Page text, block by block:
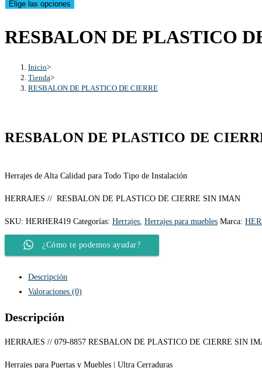
Elige las opciones
RESBALON DE PLASTICO
Inicio>
Tienda>
RESBALON DE PLASTICO DE CIERRE
RESBALON DE PLASTICO DE
Herrajes de Alta Calidad para Todo Tipo de Instalación
HERRAJES // RESBALON DE PLASTICO DE CIERRE SIN IMAN
SKU: HERHER419 Categorías: Herrajes Herrajes para muebles Marca:
¿Cómo te podemos ayudar?
Descripción
Valoraciones (0)
Descripción
HERRAJES // 079-8857 RESBALON DE PLASTICO DE CIERRE SIN
Herrajes para Puertas y Muebles | Ultra Cerraduras